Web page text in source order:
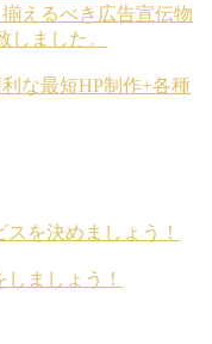
えるべき広告宣伝物
ました。
な最短HP制作+各種
を決めましょう！
ましょう！